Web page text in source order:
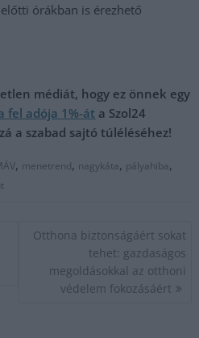
órákban is érezhető
médiát, hogy ez önnek egy
fel adója 1%-át a Szol24
a szabad sajtó túléléséhez!
, menetrend, nagykáta, pályahiba,
Otthona biztonságáért sokat
tehet: gazdaságos
megoldásokkal az otthoni
védelem fokozásáért